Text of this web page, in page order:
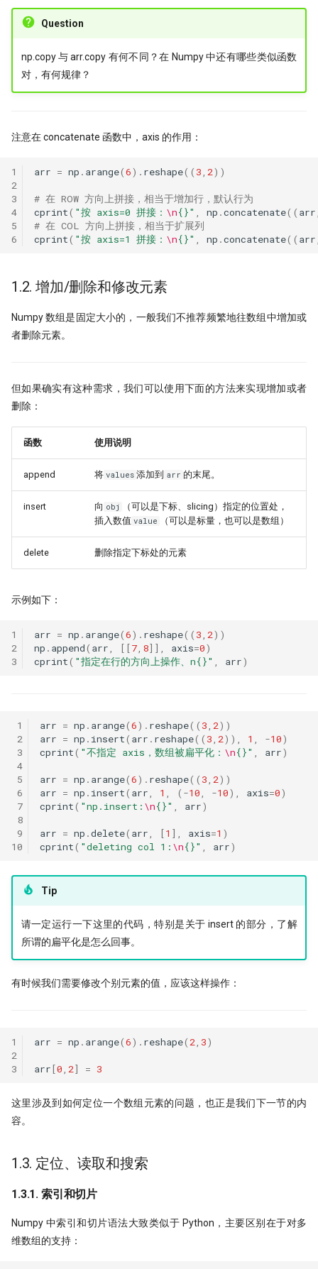
Question
np.copy 与 arr.copy 有何不同？在 Numpy 中还有哪些类似函数
对，有何规律？
注意在 concatenate 函数中，axis 的作用：
1
2
3
4
5
6
arr = np . arange(6) . reshape(( 3 2))
# 在 ROW 方向上拼接，相当于增加行，默认行为
cprint( "按 axis=0 拼接： \n{}" np .concatenate(( arr
# 在 COL 方向上拼接，相当于扩展列
cprint( "按 axis=1 拼接： \n{}" np .concatenate(( arr
1.2. 增加/删除和修改元素
Numpy 数组是固定大小的，一般我们不推荐频繁地往数组中增加或
者删除元素。
但如果确实有这种需求，我们可以使用下面的方法来实现增加或者
删除：
函数 使用说明
append 将 values 添加到 arr 的末尾。
insert 向 obj
（可以是下标、slicing）指定的位置处，
插入数值 value （可以是标量，也可以是数组）
delete 删除指定下标处的元素
示例如下：
1
2
3
arr = np . arange(6) . reshape(( 3 2))
np . append( arr [[7 8]], axis=0)
cprint( "指定在行的方向上操作、n{}" arr)
1
2
3
4
5
6
7
8
9
10
arr = np . arange(6) . reshape(( 3 2))
arr = np . insert( arr . reshape(( 3 2)), 1 -10)
cprint( "不指定 axis，数组被扁平化： \n{}" arr)
arr = np . arange(6) . reshape(( 3 2))
arr = np . insert( arr 1 ( -10 -10), axis=0)
cprint( "np.insert: \n{}" arr)
arr = np .delete( arr [1 ], axis=1 )
cprint( "deleting col 1: \n{}" arr)
Tip
请一定运行一下这里的代码，特别是关于 insert 的部分，了解
所谓的扁平化是怎么回事。
有时候我们需要修改个别元素的值，应该这样操作：
1
2
3
arr = np . arange(6) . reshape( 2 3)
arr[0 2] = 3
这里涉及到如何定位一个数组元素的问题，也正是我们下一节的内
容。
1.3. 定位、读取和搜索
1.3.1. 索引和切片
Numpy 中索引和切片语法大致类似于 Python，主要区别在于对多
维数组的支持：